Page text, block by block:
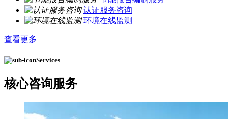
认证服务咨询
环境在线监测
查看更多
Services
核心咨询服务